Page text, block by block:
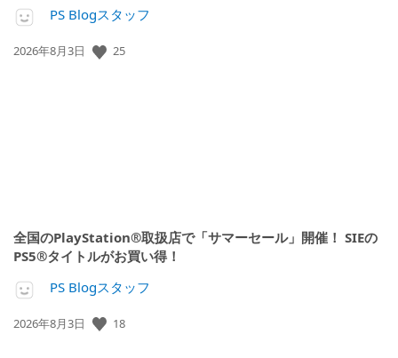
PS Blogスタッフ
公
2026年8月3日 25
全国のPlayStation®取扱店で「サマーセール」開催！ SIEの
PS5®タイトルがお買い得！
PS Blogスタッフ
公
2026年8月3日 18